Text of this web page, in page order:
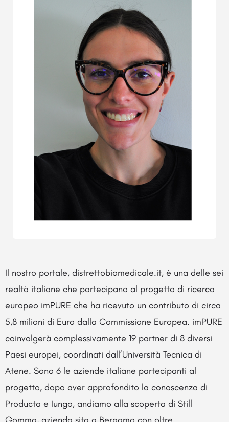
Il nostro portale, distrettobiomedicale.it, è una delle sei
realtà italiane che partecipano al progetto di ricerca
europeo imPURE che ha ricevuto un contributo di circa
5,8 milioni di Euro dalla Commissione Europea. imPURE
coinvolgerà complessivamente 19 partner di 8 diversi
Paesi europei, coordinati dall’Università Tecnica di
Atene. Sono 6 le aziende italiane partecipanti al
progetto, dopo aver approfondito la conoscenza di
Producta e Iungo, andiamo alla scoperta di Still